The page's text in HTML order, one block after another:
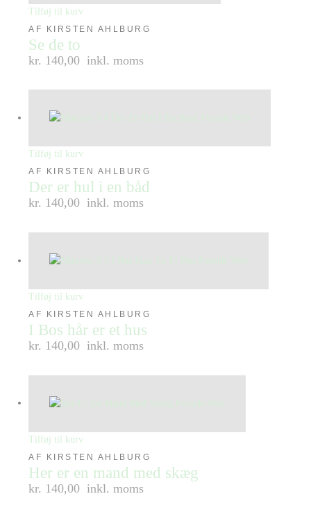
Tilføj til kurv
AF KIRSTEN AHLBURG
Se de to
kr. 140,00 inkl. moms
Tilføj til kurv
AF KIRSTEN AHLBURG
Der er hul i en båd
kr. 140,00 inkl. moms
Tilføj til kurv
AF KIRSTEN AHLBURG
I Bos hår er et hus
kr. 140,00 inkl. moms
Tilføj til kurv
AF KIRSTEN AHLBURG
Her er en mand med skæg
kr. 140,00 inkl. moms